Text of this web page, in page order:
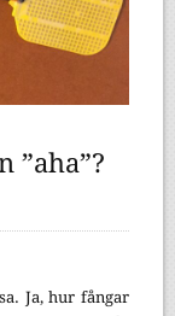
”aha”?
Ja, hur fångar